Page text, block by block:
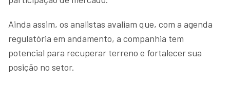
Ainda assim, os analistas avaliam que, com a agenda
regulatória em andamento, a companhia tem
potencial para recuperar terreno e fortalecer sua
posição no setor.